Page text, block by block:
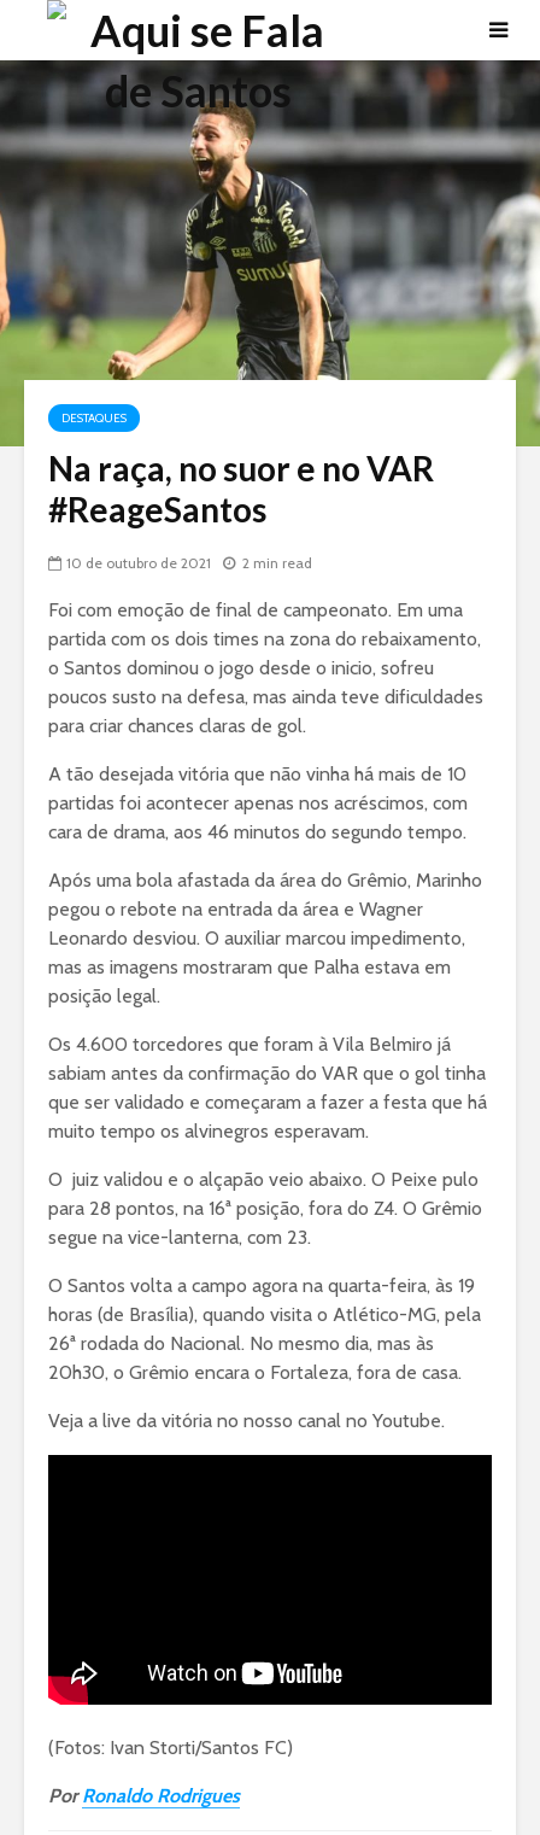
DESTAQUES
Na raça, no suor e no VAR
#ReageSantos
10 de outubro de 2021 2 min read
Foi com emoção de final de campeonato. Em uma
partida com os dois times na zona do rebaixamento,
o Santos dominou o jogo desde o inicio, sofreu
poucos susto na defesa, mas ainda teve dificuldades
para criar chances claras de gol.
A tão desejada vitória que não vinha há mais de 10
partidas foi acontecer apenas nos acréscimos, com
cara de drama, aos 46 minutos do segundo tempo.
Após uma bola afastada da área do Grêmio, Marinho
pegou o rebote na entrada da área e Wagner
Leonardo desviou. O auxiliar marcou impedimento,
mas as imagens mostraram que Palha estava em
posição legal.
Os 4.600 torcedores que foram à Vila Belmiro já
sabiam antes da confirmação do VAR que o gol tinha
que ser validado e começaram a fazer a festa que há
muito tempo os alvinegros esperavam.
O juiz validou e o alçapão veio abaixo. O Peixe pulo
para 28 pontos, na 16ª posição, fora do Z4. O Grêmio
segue na vice-lanterna, com 23.
O Santos volta a campo agora na quarta-feira, às 19
horas (de Brasília), quando visita o Atlético-MG, pela
26ª rodada do Nacional. No mesmo dia, mas às
20h30, o Grêmio encara o Fortaleza, fora de casa.
Veja a live da vitória no nosso canal no Youtube.
(Fotos: Ivan Storti/Santos FC)
PorRonaldo Rodrigues